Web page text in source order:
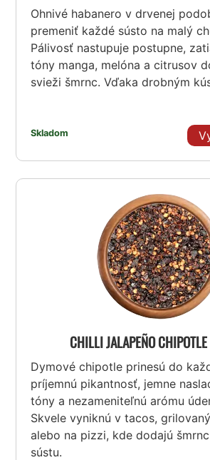
Ohnivé habanero v drvenej
premeniť každé sústo na malý
Pálivosť nastupuje postupne,
tóny manga, melóna a citrusov
svieži šmrnc. Vďaka drobným
Skladom
CHILLI JALAPEÑO
Dymové chipotle prinesú do
príjemnú pikantnosť, jemne
tóny a nezameniteľnú arómu
Skvele vyniknú v tacos,
alebo na pizzi, kde dodajú
sústu.